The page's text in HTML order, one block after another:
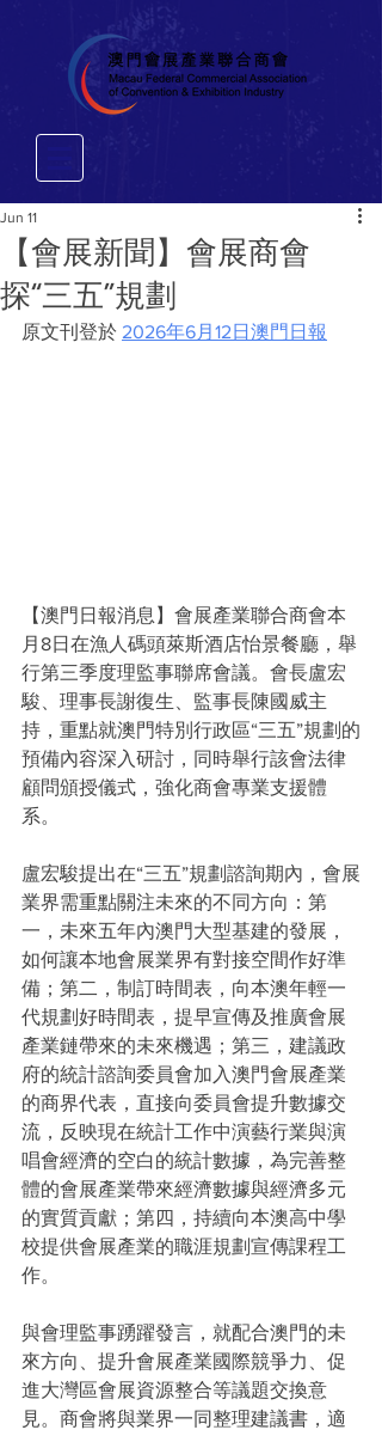
【會展新聞】會展商會
探“三五”規劃
Jun 11
原文刊登於 2026年6月12日澳門日報
【澳門日報消息】會展產業聯合商會本
月8日在漁人碼頭萊斯酒店怡景餐廳，舉
行第三季度理監事聯席會議。會長盧宏
駿、理事長謝復生、監事長陳國威主
持，重點就澳門特別行政區“三五”規劃的
預備內容深入研討，同時舉行該會法律
顧問頒授儀式，強化商會專業支援體
系。
盧宏駿提出在“三五”規劃諮詢期內，會展
業界需重點關注未來的不同方向：第
一，未來五年內澳門大型基建的發展，
如何讓本地會展業界有對接空間作好準
備；第二，制訂時間表，向本澳年輕一
代規劃好時間表，提早宣傳及推廣會展
產業鏈帶來的未來機遇；第三，建議政
府的統計諮詢委員會加入澳門會展產業
的商界代表，直接向委員會提升數據交
流，反映現在統計工作中演藝行業與演
唱會經濟的空白的統計數據，為完善整
體的會展產業帶來經濟數據與經濟多元
的實質貢獻；第四，持續向本澳高中學
校提供會展產業的職涯規劃宣傳課程工
作。
與會理監事踴躍發言，就配合澳門的未
來方向、提升會展產業國際競爭力、促
進大灣區會展資源整合等議題交換意
見。商會將與業界一同整理建議書，適